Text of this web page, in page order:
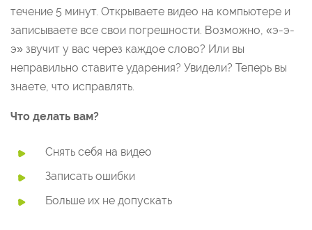
течение 5 минут. Открываете видео на компьютере и
записываете все свои погрешности. Возможно, «э-э-
э» звучит у вас через каждое слово? Или вы
неправильно ставите ударения? Увидели? Теперь вы
знаете, что исправлять.
Что делать вам?
Снять себя на видео
Записать ошибки
Больше их не допускать